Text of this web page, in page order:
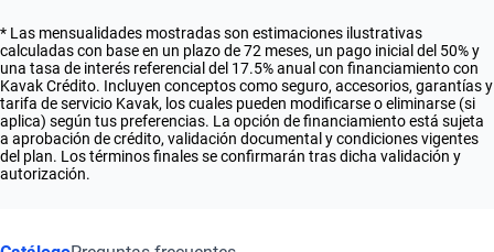
* Las mensualidades mostradas son estimaciones ilustrativas
calculadas con base en un plazo de 72 meses, un pago inicial del 50% y
una tasa de interés referencial del 17.5% anual con financiamiento con
Kavak Crédito. Incluyen conceptos como seguro, accesorios, garantías y
tarifa de servicio Kavak, los cuales pueden modificarse o eliminarse (si
aplica) según tus preferencias. La opción de financiamiento está sujeta
a aprobación de crédito, validación documental y condiciones vigentes
del plan. Los términos finales se confirmarán tras dicha validación y
autorización.